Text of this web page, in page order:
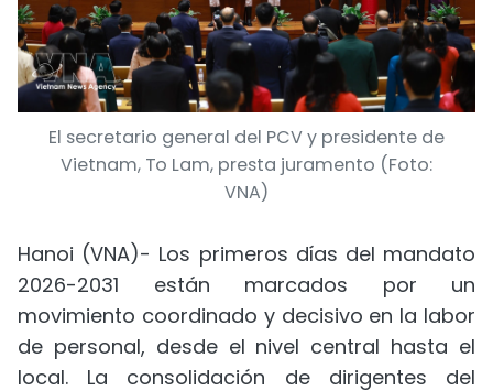
El secretario general del PCV y presidente de
Vietnam, To Lam, presta juramento (Foto:
VNA)
Hanoi (VNA)- Los primeros días del mandato
2026-2031 están marcados por un
movimiento coordinado y decisivo en la labor
de personal, desde el nivel central hasta el
local. La consolidación de dirigentes del